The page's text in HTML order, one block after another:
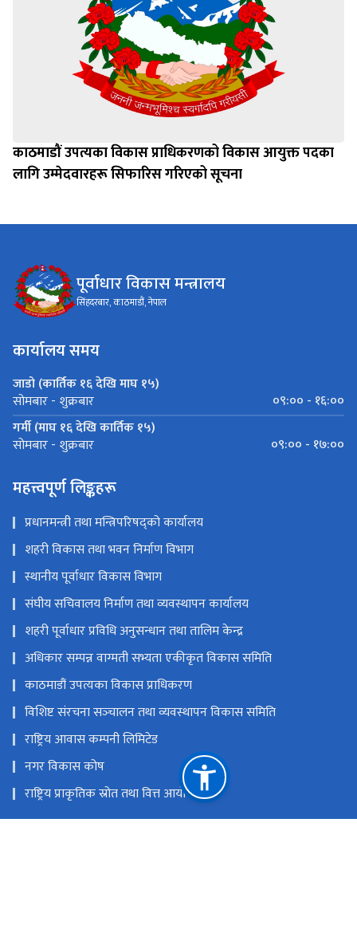
काठमाडौं उपत्यका विकास प्राधिकरणको विकास आयुक्त पदका
लागि उम्मेदवारहरू सिफारिस गरिएको सूचना
पूर्वाधार विकास मन्त्रालय
सिंहदरबार, काठमाडौं, नेपाल
कार्यालय समय
जाडो (कार्तिक १६ देखि माघ १५)
सोमबार - शुक्रबार
०९:०० - १६:००
गर्मी (माघ १६ देखि कार्तिक १५)
सोमबार - शुक्रबार ०९:०० - १७:००
महत्त्वपूर्ण लिङ्कहरू
प्रधानमन्त्री तथा मन्त्रिपरिषद्को कार्यालय
शहरी विकास तथा भवन निर्माण विभाग
स्थानीय पूर्वाधार विकास विभाग
संघीय सचिवालय निर्माण तथा व्यवस्थापन कार्यालय
शहरी पूर्वाधार प्रविधि अनुसन्धान तथा तालिम केन्द्र
अधिकार सम्पन्न वाग्मती सभ्यता एकीकृत विकास समिति
काठमाडौं उपत्यका विकास प्राधिकरण
विशिष्ट संरचना सञ्‍चालन तथा व्यवस्थापन विकास समिति
राष्ट्रिय आवास कम्पनी लिमिटेड
नगर विकास कोष
राष्ट्रिय प्राकृतिक स्रोत तथा वित्त आयोग